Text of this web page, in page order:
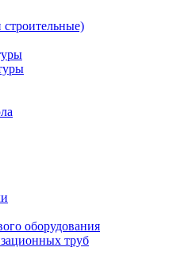
оборудования
труб